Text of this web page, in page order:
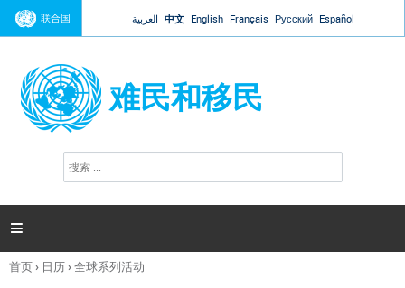
Jump to navigation
联合国 العربية 中文 English Français Русский Español
难民和移民
搜
索

你
首页› 日历›全球系列活动